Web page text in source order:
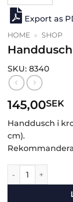
Export as
HOME » SHOP
SKU: 8340
145,00SEK
Handdusch i
cm).
Handdusch i